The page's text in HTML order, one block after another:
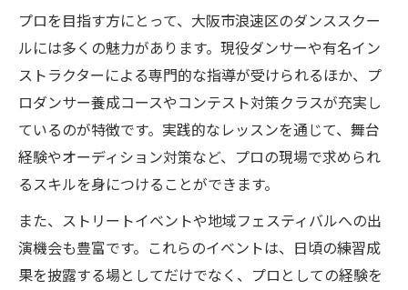
ダンススクール生のためのイベント参加ガ
イド
初参加でも安心のストリートイベント体験
法
キッズから大人まで楽しめる参加の流れ解
説
ダンススクールと連携したイベントの選び
方
ストリートイベントで得られる実践経験と
は
プロを目指す方にとって、大阪市浪速区のダンススクー
ルには多くの魅力があります。現役ダンサーや有名イン
ストラクターによる専門的な指導が受けられるほか、プ
ロダンサー養成コースやコンテスト対策クラスが充実し
ているのが特徴です。実践的なレッスンを通じて、舞台
経験やオーディション対策など、プロの現場で求められ
るスキルを身につけることができます。
また、ストリートイベントや地域フェスティバルへの出
演機会も豊富です。これらのイベントは、日頃の練習成
果を披露する場としてだけでなく、プロとしての経験を